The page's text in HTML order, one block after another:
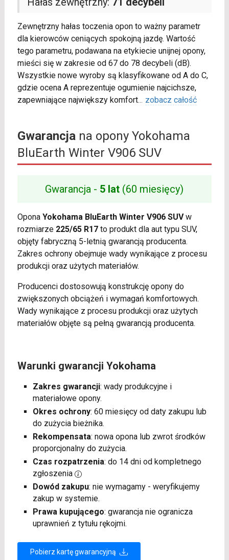
Zewnętrzny hałas toczenia opon to ważny parametr
dla kierowców ceniących spokojną jazdę. Wartość
tego parametru, podawana na etykiecie unijnej opony,
mieści się w zakresie od 67 do 78 decybeli (dB).
Wszystkie nowe wyroby są klasyfikowane od A do C,
gdzie ocena A reprezentuje ogumienie najcichsze,
zapewniające największy komfort... zobacz całość
Gwarancjana opony Yokohama
BluEarth Winter V906 SUV
Gwarancja - 5 lat (60 miesięcy)
Opona Yokohama BluEarth Winter V906 SUVw
rozmiarze 225/65 R17to produkt dla aut typu SUV,
objęty fabryczną 5-letnią gwarancją producenta.
Zakres ochrony obejmuje wady wynikające z procesu
produkcji oraz użytych materiałów.
Producenci dostosowują konstrukcję opony do
zwiększonych obciążeń i wymagań komfortowych.
Wady wynikające z procesu produkcji oraz użytych
materiałów objęte są pełną gwarancją producenta.
Warunki gwarancji Yokohama
Zakres gwarancji: wady produkcyjne i
materiałowe opony.
Okres ochrony: 60 miesięcy od daty zakupu lub
do zużycia bieżnika.
Rekompensata: nowa opona lub zwrot środków
proporcjonalny do zużycia.
Czas rozpatrzenia: do 14 dni od kompletnego
zgłoszenia
Dowód zakupu: nie wymagamy - weryfikujemy
zakup w systemie.
Prawa kupującego: gwarancja nie ogranicza
uprawnień z tytułu rękojmi.
Pobierz kartę gwarancyjną